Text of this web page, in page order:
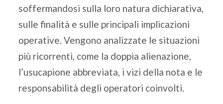
soffermandosi sulla loro natura dichiarativa,
sulle finalità e sulle principali implicazioni
operative. Vengono analizzate le situazioni
più ricorrenti, come la doppia alienazione,
l’usucapione abbreviata, i vizi della nota e le
responsabilità degli operatori coinvolti.